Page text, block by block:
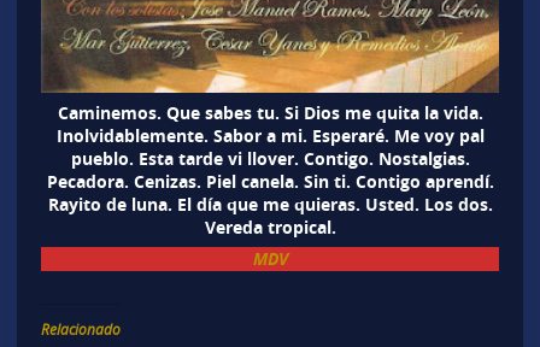
Caminemos. Que sabes tu. Si Dios me quita la vida.
Inolvidablemente. Sabor a mi. Esperaré. Me voy pal
pueblo. Esta tarde vi llover. Contigo. Nostalgias.
Pecadora. Cenizas. Piel canela. Sin ti. Contigo aprendí.
Rayito de luna. El día que me quieras. Usted. Los dos.
Vereda tropical.
MDV
Relacionado